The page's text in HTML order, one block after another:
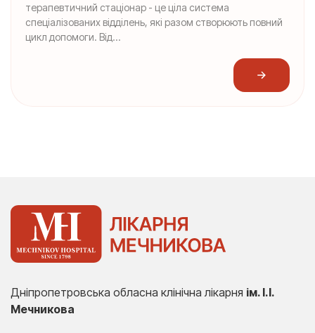
терапевтичний стаціонар - це ціла система
спеціалізованих відділень, які разом створюють повний
цикл допомоги. Від...
Дніпропетровська обласна клінічна лікарня ім. І.І.
Мечникова